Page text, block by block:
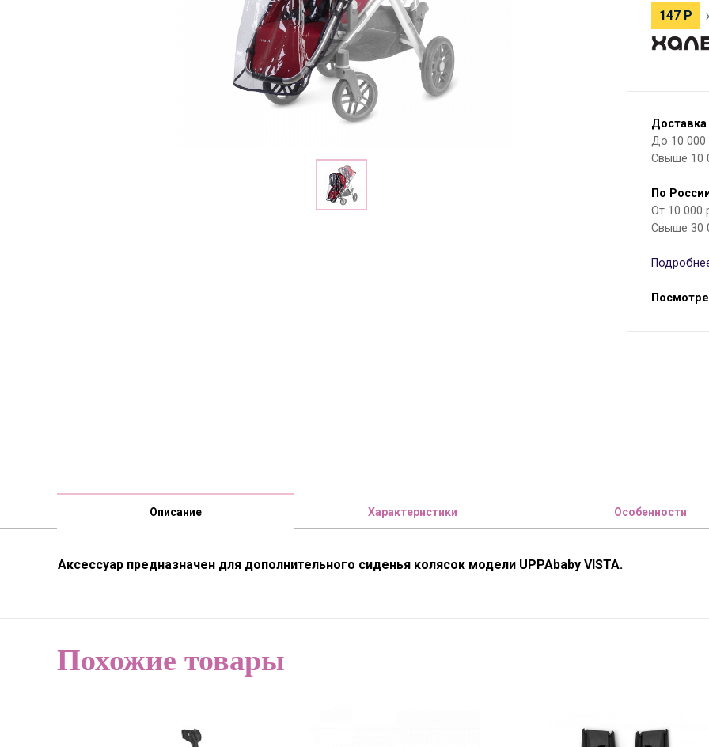
147 Р
До 10 000
Свыше 10
По
От 10 000
Свыше 30
Описание Характеристики Особенности
Аксессуар предназначен для дополнительного сиденья колясок модели UPPAbaby VISTA.
Похожие товары